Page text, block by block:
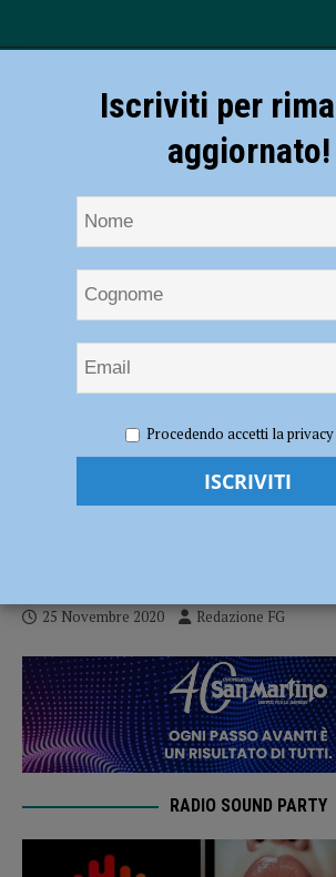
Confesercenti: “Bene la proroga per la
Bonus filiera, Confesercenti:
25 Novembre 2020 Redazione FG
RADIO SOUND PARTY
Iscriviti per
aggiornato!
Procedendo accetti la